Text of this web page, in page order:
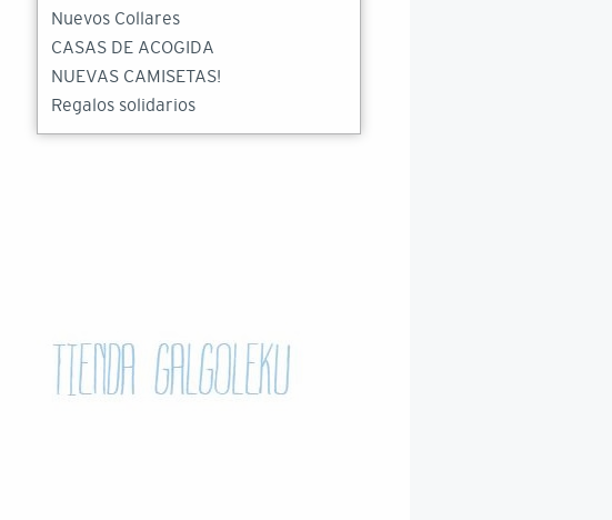
Nuevos Collares
CASAS DE ACOGIDA
NUEVAS CAMISETAS!
Regalos solidarios